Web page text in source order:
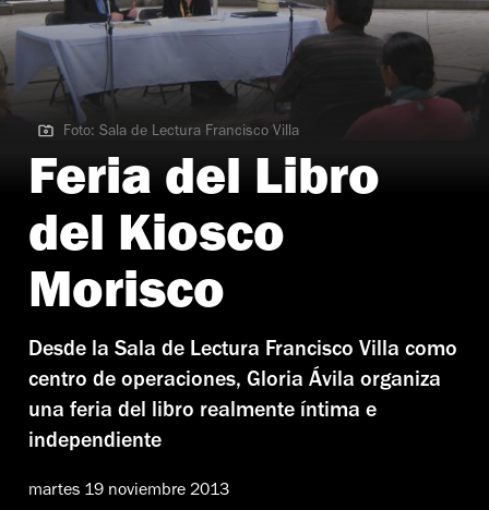
Foto: Sala de Lectura Francisco Villa
Foto: Sala de Lectura Francisco Villa
Feria del Libro
del Kiosco
Morisco
Desde la Sala de Lectura Francisco Villa como
centro de operaciones, Gloria Ávila organiza
una feria del libro realmente íntima e
independiente
martes 19 noviembre 2013